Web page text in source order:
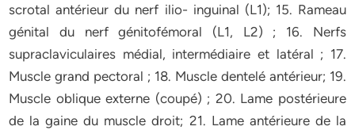
scrotal antérieur du nerf ilio- inguinal (L1); 15. Rameau
génital du nerf génitofémoral (L1, L2) ; 16. Nerfs
supraclaviculaires médial, intermédiaire et latéral ; 17.
Muscle grand pectoral ; 18. Muscle dentelé antérieur; 19.
Muscle oblique externe (coupé) ; 20. Lame postérieure
de la gaine du muscle droit; 21. Lame antérieure de la